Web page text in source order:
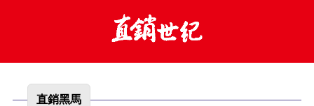
直銷黑馬